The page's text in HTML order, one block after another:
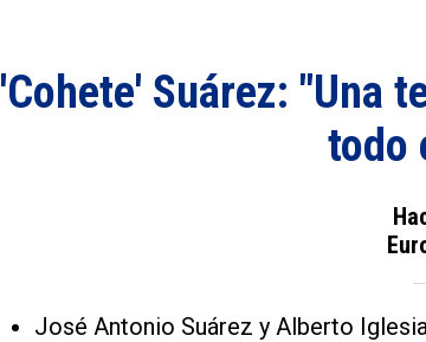
'Cohete' Suárez: "Una
todo
José Antonio Suárez y Alberto